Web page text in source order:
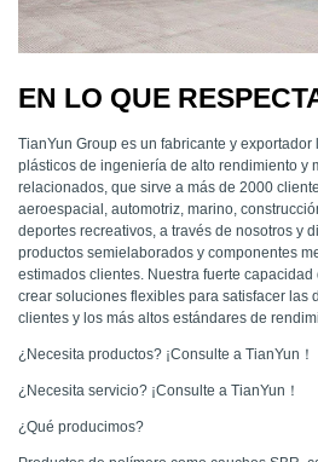
EN LO QUE
TianYun Group es un fabricante y
plásticos de ingeniería de alto rendimiento y
relacionados, que sirve a más de 2000
aeroespacial, automotriz, marino,
deportes recreativos, a través de nosotros y
productos semielaborados y componentes
estimados clientes. Nuestra fuerte
crear soluciones flexibles para satisfacer las
clientes y los más altos estándares de
¿Necesita productos? ¡Consulte a TianYun！
¿Necesita servicio? ¡Consulte a TianYun！
¿Qué producimos?